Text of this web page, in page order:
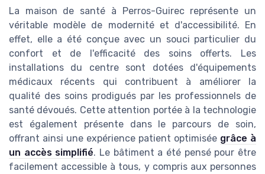
La maison de santé à Perros-Guirec représente un
véritable modèle de modernité et d'accessibilité. En
effet, elle a été conçue avec un souci particulier du
confort et de l'efficacité des soins offerts. Les
installations du centre sont dotées d'équipements
médicaux récents qui contribuent à améliorer la
qualité des soins prodigués par les professionnels de
santé dévoués. Cette attention portée à la technologie
est également présente dans le parcours de soin,
offrant ainsi une expérience patient optimisée grâce à
un accès simplifié. Le bâtiment a été pensé pour être
facilement accessible à tous, y compris aux personnes